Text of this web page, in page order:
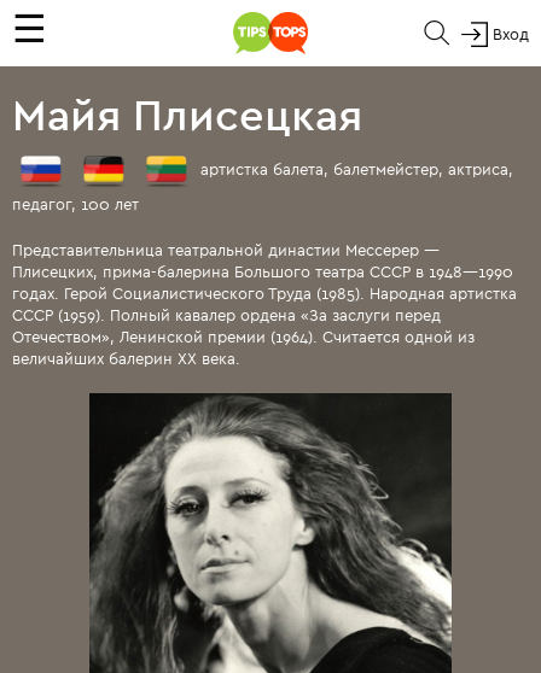
☰ Вход
Майя Плисецкая
артистка балета, балетмейстер, актриса,
педагог, 100 лет
Представительница театральной династии Мессерер —
Плисецких, прима-балерина Большого театра СССР в 1948—1990
годах. Герой Социалистического Труда (1985). Народная артистка
СССР (1959). Полный кавалер ордена «За заслуги перед
Отечеством», Ленинской премии (1964). Считается одной из
величайших балерин XX века.